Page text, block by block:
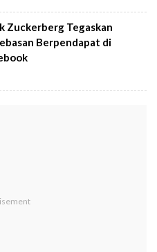
Zuckerberg Tegaskan
Berpendapat di